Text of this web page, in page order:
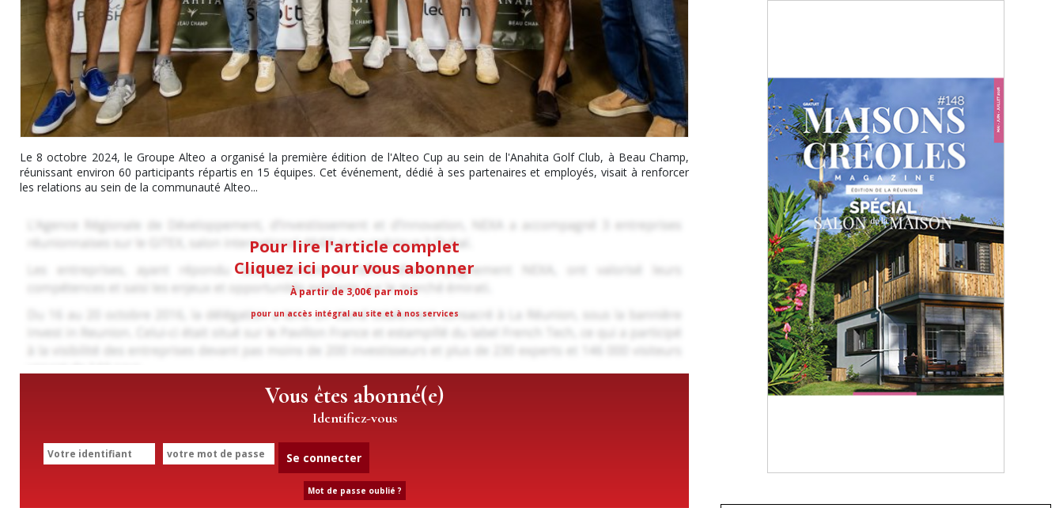
Le 8 octobre 2024, le Groupe Alteo a organisé la première édition de l'Alteo Cup au sein de l'Anahita Golf Club, à Beau Champ,
réunissant environ 60 participants répartis en 15 équipes. Cet événement, dédié à ses partenaires et employés, visait à renforcer
les relations au sein de la communauté Alteo...
Pour lire l'article complet
Cliquez ici pour vous abonner
À partir de 3,00€ par mois
pour un accès intégral au site et à nos services
Vous êtes abonné(e)
Identifiez-vous
Se connecter
Mot de passe oublié ?